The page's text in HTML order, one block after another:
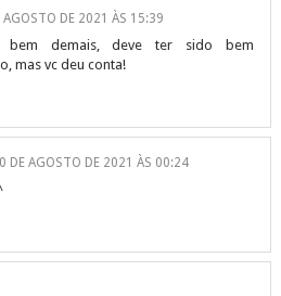
AGOSTO DE 2021 ÀS 15:39
bem demais, deve ter sido bem
mas vc deu conta!
DE AGOSTO DE 2021 ÀS 00:24